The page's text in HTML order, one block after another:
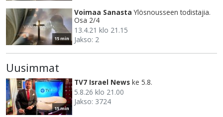
15 min
Voimaa Sanasta Ylösnousseen todistajia.
Osa 2/4
13.4.21 klo 21.15
Jakso: 2
Uusimmat
15 min
TV7 Israel News ke 5.8.
5.8.26 klo 21.00
Jakso: 3724